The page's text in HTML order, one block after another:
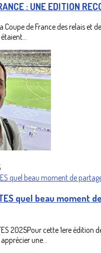
: UNE EDITION
Coupe de France des relais et
quel beau moment
2025Pour cette 1ere édition
une...